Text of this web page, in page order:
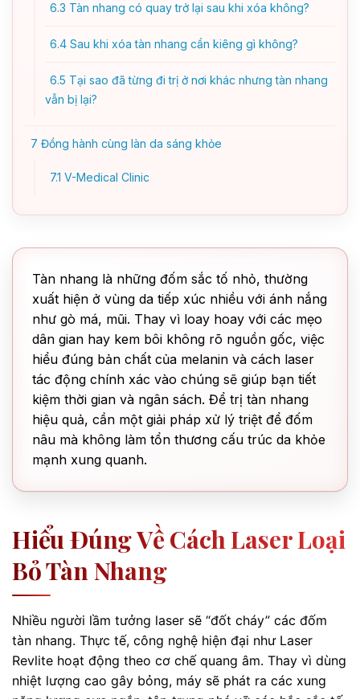
6.3 Tàn nhang có quay trở lại sau khi xóa không?
6.4 Sau khi xóa tàn nhang cần kiêng gì không?
6.5 Tại sao đã từng đi trị ở nơi khác nhưng tàn nhang
vẫn bị lại?
7 Đồng hành cùng làn da sáng khỏe
7.1 V-Medical Clinic
Tàn nhang là những đốm sắc tố nhỏ, thường
xuất hiện ở vùng da tiếp xúc nhiều với ánh nắng
như gò má, mũi. Thay vì loay hoay với các mẹo
dân gian hay kem bôi không rõ nguồn gốc, việc
hiểu đúng bản chất của melanin và cách laser
tác động chính xác vào chúng sẽ giúp bạn tiết
kiệm thời gian và ngân sách. Để trị tàn nhang
hiệu quả, cần một giải pháp xử lý triệt để đốm
nâu mà không làm tổn thương cấu trúc da khỏe
mạnh xung quanh.
Hiểu Đúng Về Cách Laser Loại
Bỏ Tàn Nhang
Nhiều người lầm tưởng laser sẽ “đốt cháy” các đốm
tàn nhang. Thực tế, công nghệ hiện đại như Laser
Revlite hoạt động theo cơ chế quang âm. Thay vì dùng
nhiệt lượng cao gây bỏng, máy sẽ phát ra các xung